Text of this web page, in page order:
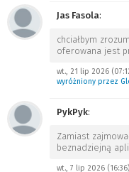
Jas Fasola:
chciałbym
oferowana jest
wt., 21 lip 2026
wyróżniony przez
PykPyk:
Zamiast
beznadziejną
wt., 7 lip 2026 (16:36)